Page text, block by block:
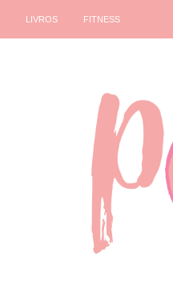
LIVROS FITNESS